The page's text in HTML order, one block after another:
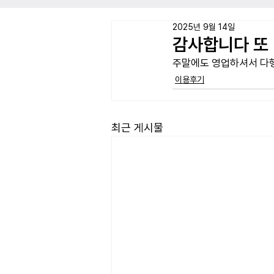
감사합니다
2025년 9월 14일
주말에도 영업하셔서 다
이용후기
최근 게시물